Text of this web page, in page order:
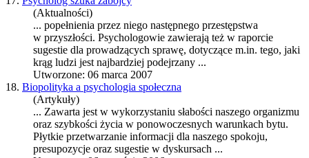
(Aktualności)
... popełnienia przez niego następnego przestępstwa
w przyszłości. Psychologowie zawierają też w raporcie
sugestie dla prowadzących sprawę, dotyczące m.in. tego, jaki
krąg ludzi jest najbardziej podejrzany ...
Utworzone: 06 marca 2007
18. Biopolityka a psychologia społeczna
(Artykuły)
... Zawarta jest w wykorzystaniu słabości naszego organizmu
oraz szybkości życia w ponowoczesnych warunkach bytu.
Płytkie przetwarzanie informacji dla naszego spokoju,
presupozycje oraz sugestie w dyskursach ...